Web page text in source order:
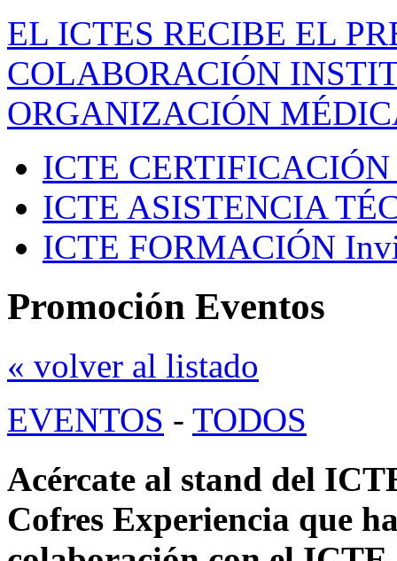
EL ICTES RECIBE EL
COLABORACIÓN
ORGANIZACIÓN
ICTE CERTIFICACIÓN
ICTE ASISTENCIA
ICTE FORMACIÓN
Promoción Eventos
« volver al listado
EVENTOS - TODOS
Acércate al stand del
Cofres Experiencia que